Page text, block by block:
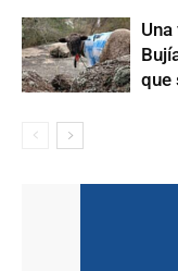
que